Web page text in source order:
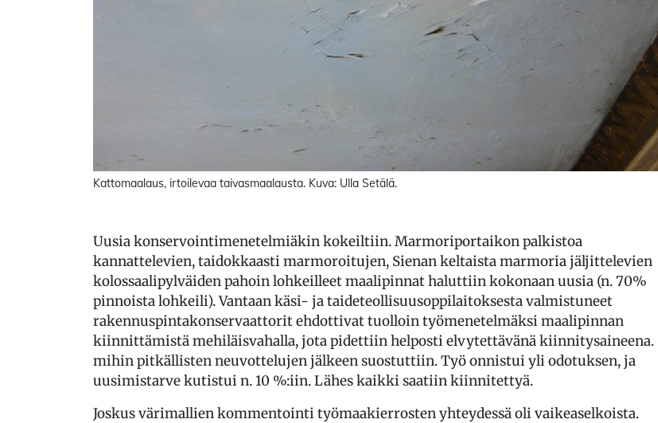
Kattomaalaus, irtoilevaa taivasmaalausta. Kuva: Ulla Setälä.
Uusia konservointimenetelmiäkin kokeiltiin. Marmoriportaikon palkistoa
kannattelevien, taidokkaasti marmoroitujen, Sienan keltaista marmoria jäljittelevien
kolossaalipylväiden pahoin lohkeilleet maalipinnat haluttiin kokonaan uusia (n. 70%
pinnoista lohkeili). Vantaan käsi- ja taideteollisuusoppilaitoksesta valmistuneet
rakennuspintakonservaattorit ehdottivat tuolloin työmenetelmäksi maalipinnan
kiinnittämistä mehiläisvahalla, jota pidettiin helposti elvytettävänä kiinnitysaineena.
mihin pitkällisten neuvottelujen jälkeen suostuttiin. Työ onnistui yli odotuksen, ja
uusimistarve kutistui n. 10 %:iin. Lähes kaikki saatiin kiinnitettyä.
Joskus värimallien kommentointi työmaakierrosten yhteydessä oli vaikeaselkoista.